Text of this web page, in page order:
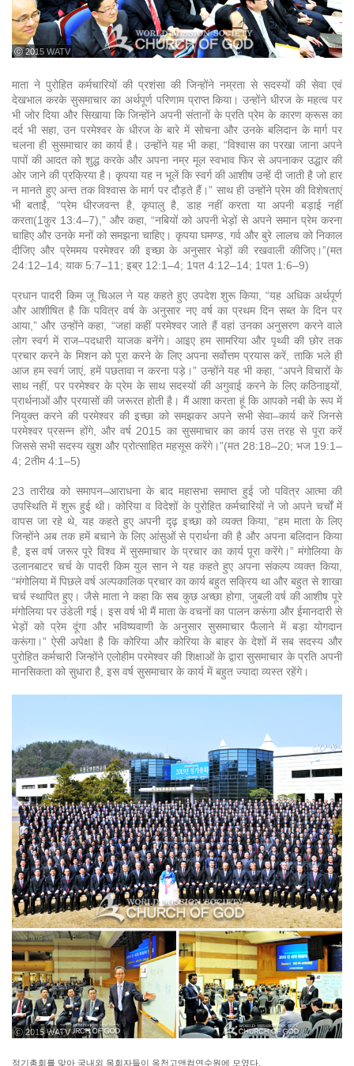
ⓒ 2015 WATV
माता ने पुरोहित कर्मचारियों की प्रशंसा की जिन्होंने नम्रता से सदस्यों की सेवा एवं
देखभाल करके सुसमाचार का अर्थपूर्ण परिणाम प्राप्त किया। उन्होंने धीरज के महत्व पर
भी जोर दिया और सिखाया कि जिन्होंने अपनी संतानों के प्रति प्रेम के कारण क्रूस का
दर्द भी सहा, उन परमेश्वर के धीरज के बारे में सोचना और उनके बलिदान के मार्ग पर
चलना ही सुसमाचार का कार्य है। उन्होंने यह भी कहा, “विश्वास का परखा जाना अपने
पापों की आदत को शुद्ध करके और अपना नम्र मूल स्वभाव फिर से अपनाकर उद्धार की
ओर जाने की प्रक्रिया है। कृपया यह न भूलें कि स्वर्ग की आशीष उन्हें दी जाती है जो हार
न मानते हुए अन्त तक विश्वास के मार्ग पर दौड़ते हैं।” साथ ही उन्होंने प्रेम की विशेषताएं
भी बताईं, “प्रेम धीरजवन्त है, कृपालु है, डाह नहीं करता या अपनी बड़ाई नहीं
करता(1कुर 13:4–7),” और कहा, “नबियों को अपनी भेड़ों से अपने समान प्रेम करना
चाहिए और उनके मनों को समझना चाहिए। कृपया घमण्ड, गर्व और बुरे लालच को निकाल
दीजिए और प्रेममय परमेश्वर की इच्छा के अनुसार भेड़ों की रखवाली कीजिए।”(मत
24:12–14; याक 5:7–11; इब्र 12:1–4; 1पत 4:12–14; 1पत 1:6–9)
प्रधान पादरी किम जू चिअल ने यह कहते हुए उपदेश शुरू किया, “यह अधिक अर्थपूर्ण
और आशीषित है कि पवित्र वर्ष के अनुसार नए वर्ष का प्रथम दिन सब्त के दिन पर
आया,” और उन्होंने कहा, “जहां कहीं परमेश्वर जाते हैं वहां उनका अनुसरण करने वाले
लोग स्वर्ग में राज–पदधारी याजक बनेंगे। आइए हम सामरिया और पृथ्वी की छोर तक
प्रचार करने के मिशन को पूरा करने के लिए अपना सर्वोत्तम प्रयास करें, ताकि भले ही
आज हम स्वर्ग जाएं, हमें पछतावा न करना पड़े।” उन्होंने यह भी कहा, “अपने विचारों के
साथ नहीं, पर परमेश्वर के प्रेम के साथ सदस्यों की अगुवाई करने के लिए कठिनाइयों,
प्रार्थनाओं और प्रयासों की जरूरत होती है। मैं आशा करता हूं कि आपको नबी के रूप में
नियुक्त करने की परमेश्वर की इच्छा को समझकर अपने सभी सेवा–कार्य करें जिनसे
परमेश्वर प्रसन्न होंगे, और वर्ष 2015 का सुसमाचार का कार्य उस तरह से पूरा करें
जिससे सभी सदस्य खुश और प्रोत्साहित महसूस करेंगे।”(मत 28:18–20; भज 19:1–
4; 2तीम 4:1–5)
23 तारीख को समापन–आराधना के बाद महासभा समाप्त हुई जो पवित्र आत्मा की
उपस्थिति में शुरू हुई थी। कोरिया व विदेशों के पुरोहित कर्मचारियों ने जो अपने चर्चों में
वापस जा रहे थे, यह कहते हुए अपनी दृढ़ इच्छा को व्यक्त किया, “हम माता के लिए
जिन्होंने अब तक हमें बचाने के लिए आंसुओं से प्रार्थना की है और अपना बलिदान किया
है, इस वर्ष जरूर पूरे विश्व में सुसमाचार के प्रचार का कार्य पूरा करेंगे।” मंगोलिया के
उलानबाटर चर्च के पादरी किम युल सान ने यह कहते हुए अपना संकल्प व्यक्त किया,
“मंगोलिया में पिछले वर्ष अल्पकालिक प्रचार का कार्य बहुत सक्रिय था और बहुत से शाखा
चर्च स्थापित हुए। जैसे माता ने कहा कि सब कुछ अच्छा होगा, जुबली वर्ष की आशीष पूरे
मंगोलिया पर उंडेली गई। इस वर्ष भी मैं माता के वचनों का पालन करूंगा और ईमानदारी से
भेड़ों को प्रेम दूंगा और भविष्यवाणी के अनुसार सुसमाचार फैलाने में बड़ा योगदान
करूंगा।” ऐसी अपेक्षा है कि कोरिया और कोरिया के बाहर के देशों में सब सदस्य और
पुरोहित कर्मचारी जिन्होंने एलोहीम परमेश्वर की शिक्षाओं के द्वारा सुसमाचार के प्रति अपनी
मानसिकता को सुधारा है, इस वर्ष सुसमाचार के कार्य में बहुत ज्यादा व्यस्त रहेंगे।
ⓒ 2015 WATV
정기총회를 맞아 국내외 목회자들이 옥천고앤컴연수원에 모였다.